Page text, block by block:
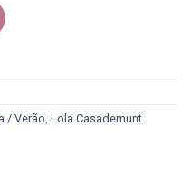
/ Verão Lola Casademunt